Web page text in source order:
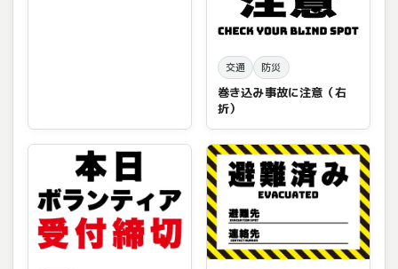
交通 防災
巻き込み事故に注意（右
折）